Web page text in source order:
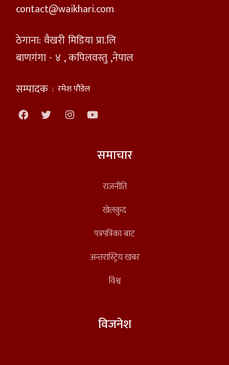
contact@waikhari.com
ठेगाना: वैखरी मिडिया प्रा.लि
बाणगंगा - ४ , कपिलवस्तु ,नेपाल
सम्पादक : रमेश पौडेल
समाचार
राजनीति
खेलकुद
पत्रपत्रिका बाट
अन्तरास्ट्रिय खबर
विश्व
विजनेश